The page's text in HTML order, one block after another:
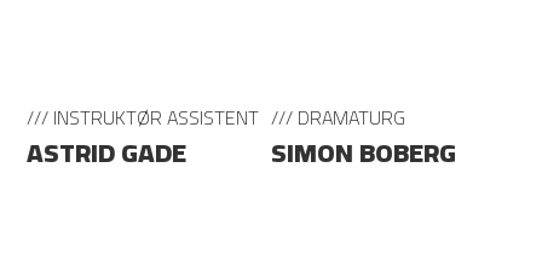
/// INSTRUKTØR ASSISTENT
ASTRID GADE
/// DRAMATURG
SIMON BOBERG